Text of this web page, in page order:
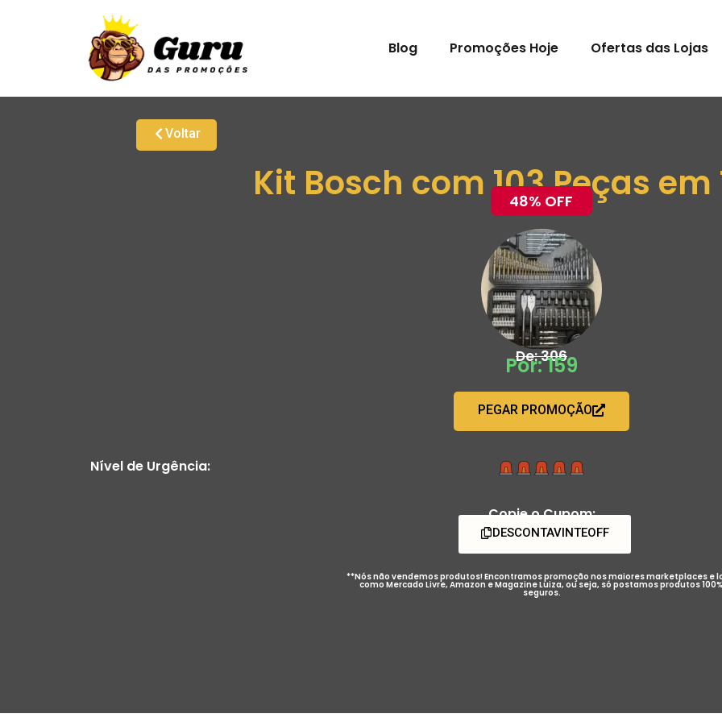
Blog Promoções Hoje Ofertas das Lojas
Voltar
Kit Bosch com 103 Peças
48% OFF
De: 306
Por: 159
PEGAR PROMOÇÃO
Nível de Urgência:
Copie o Cupom:
DESCONTAVINTEOFF
**Nós não vendemos produtos! Encontramos promoção nos maiores marketplaces e
como Mercado Livre, Amazon e Magazine Luiza, ou seja, só postamos produtos 100%
seguros.